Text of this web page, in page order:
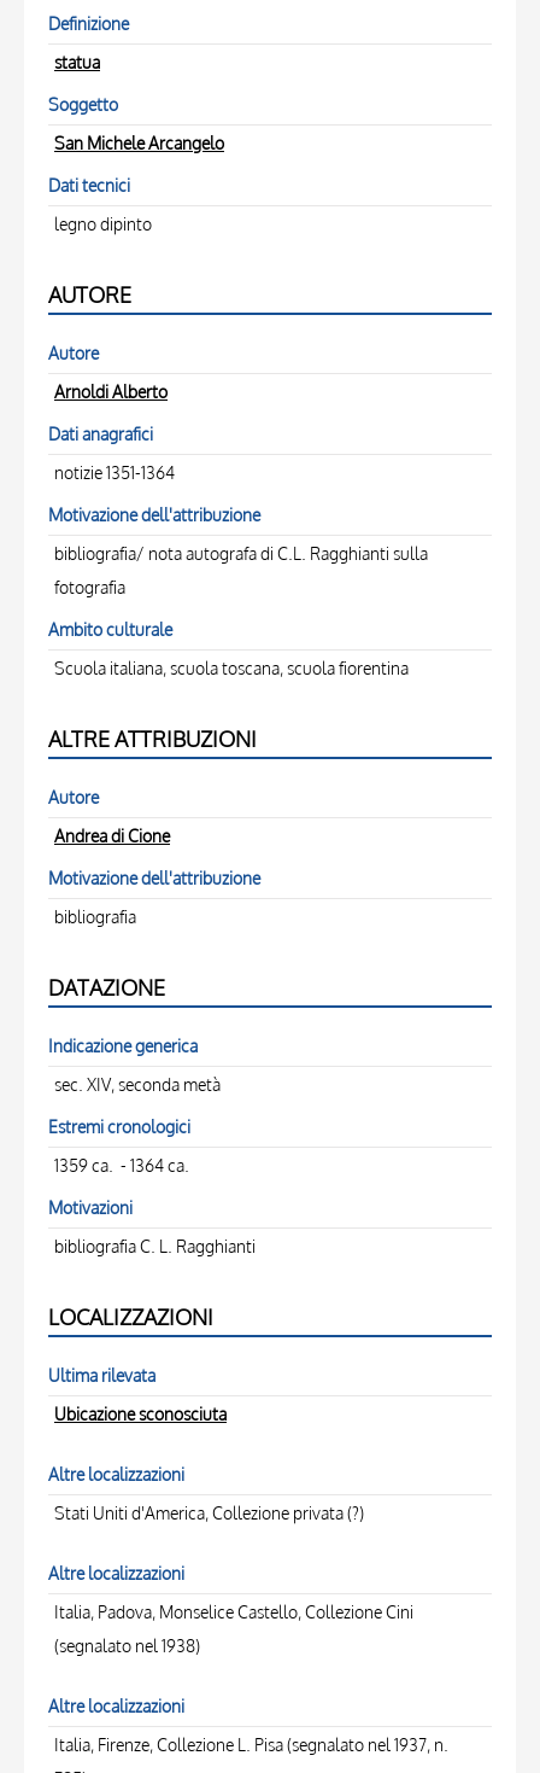
Definizione
statua
Soggetto
San Michele Arcangelo
Dati tecnici
legno dipinto
AUTORE
Autore
Arnoldi Alberto
Dati anagrafici
notizie 1351-1364
Motivazione dell'attribuzione
bibliografia/ nota autografa di C.L. Ragghianti sulla
fotografia
Ambito culturale
Scuola italiana, scuola toscana, scuola fiorentina
ALTRE ATTRIBUZIONI
Autore
Andrea di Cione
Motivazione dell'attribuzione
bibliografia
DATAZIONE
Indicazione generica
sec. XIV, seconda metà
Estremi cronologici
1359 ca. - 1364 ca.
Motivazioni
bibliografia C. L. Ragghianti
LOCALIZZAZIONI
Ultima rilevata
Ubicazione sconosciuta
Altre localizzazioni
Stati Uniti d'America, Collezione privata (?)
Altre localizzazioni
Italia, Padova, Monselice Castello, Collezione Cini
(segnalato nel 1938)
Altre localizzazioni
Italia, Firenze, Collezione L. Pisa (segnalato nel 1937, n.